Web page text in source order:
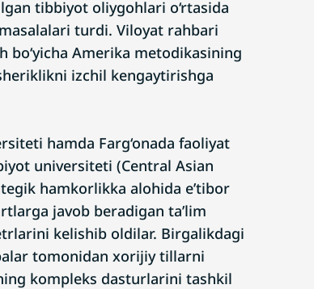
tibbiyot oliygohlari o‘rtasida
masalalari turdi. Viloyat rahbari
bo‘yicha Amerika metodikasining
izchil kengaytirishga
hamda Farg‘onada faoliyat
universiteti (Central Asian
hamkorlikka alohida e’tibor
javob beradigan ta’lim
kelishib oldilar. Birgalikdagi
tomonidan xorijiy tillarni
kompleks dasturlarini tashkil